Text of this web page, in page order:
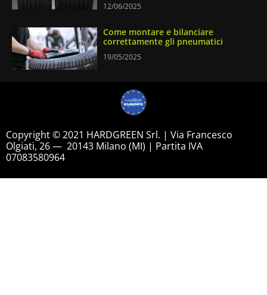
12/06/2025
Come montare e bilanciare
correttamente gli pneumatici
19/05/2025
Copyright © 2021 HARDGREEN Srl. | Via Francesco
Olgiati, 26 — 20143 Milano (MI) | Partita IVA
07083580964